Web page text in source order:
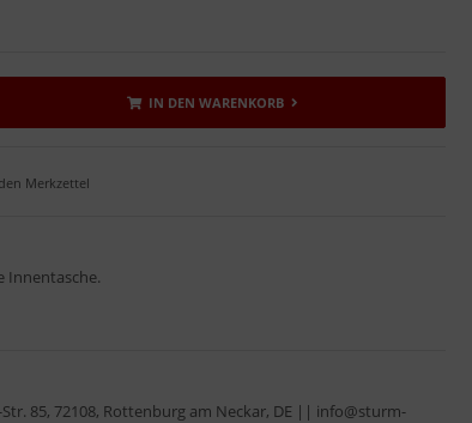
IN DEN WARENKORB
Innentasche.
85, 72108, Rottenburg am Neckar, DE || info@sturm-